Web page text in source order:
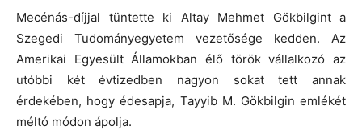
Mecénás-díjjal tüntette ki Altay Mehmet Gökbilgint a
Szegedi Tudományegyetem vezetősége kedden. Az
Amerikai Egyesült Államokban élő török vállalkozó az
utóbbi két évtizedben nagyon sokat tett annak
érdekében, hogy édesapja, Tayyib M. Gökbilgin emlékét
méltó módon ápolja.